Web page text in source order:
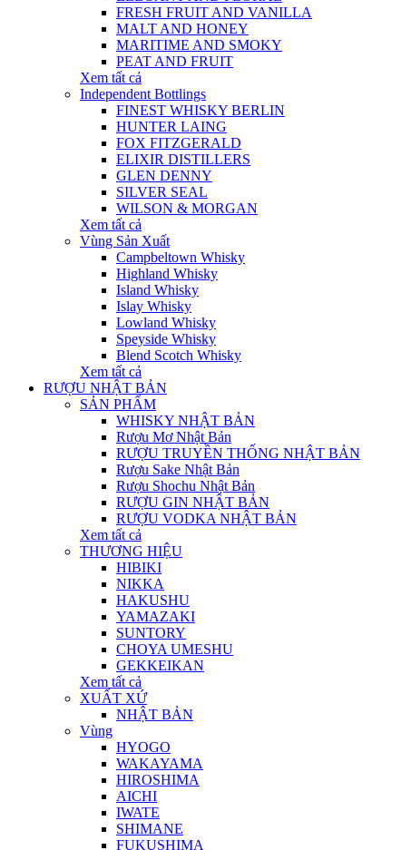
FRESH FRUIT AND VANILLA
MALT AND HONEY
MARITIME AND SMOKY
PEAT AND FRUIT
Xem tất cả
Independent Bottlings
FINEST WHISKY BERLIN
HUNTER LAING
FOX FITZGERALD
ELIXIR DISTILLERS
GLEN DENNY
SILVER SEAL
WILSON & MORGAN
Xem tất cả
Vùng Sản Xuất
Campbeltown Whisky
Highland Whisky
Island Whisky
Islay Whisky
Lowland Whisky
Speyside Whisky
Blend Scotch Whisky
Xem tất cả
RƯỢU NHẬT BẢN
SẢN PHẨM
WHISKY NHẬT BẢN
Rượu Mơ Nhật Bản
RƯỢU TRUYỀN THỐNG NHẬT BẢN
Rượu Sake Nhật Bản
Rượu Shochu Nhật Bản
RƯỢU GIN NHẬT BẢN
RƯỢU VODKA NHẬT BẢN
Xem tất cả
THƯƠNG HIỆU
HIBIKI
NIKKA
HAKUSHU
YAMAZAKI
SUNTORY
CHOYA UMESHU
GEKKEIKAN
Xem tất cả
XUẤT XỨ
NHẬT BẢN
Vùng
HYOGO
WAKAYAMA
HIROSHIMA
AICHI
IWATE
SHIMANE
FUKUSHIMA